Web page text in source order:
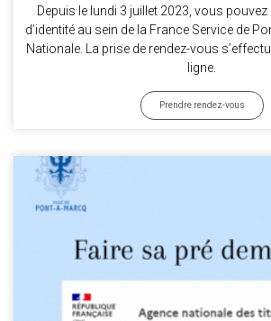
Depuis le lundi 3 juillet 2023, vous
d’identité au sein de la France Service de
Nationale. La prise de rendez-vous
ligne.
Prendre rendez-vous